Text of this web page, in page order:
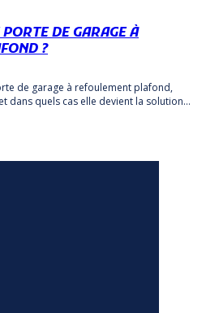
DE GARAGE À
?
de garage à refoulement plafond,
dans quels cas elle devient la solution